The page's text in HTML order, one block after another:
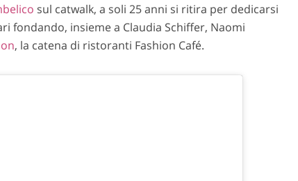
sul catwalk, a soli 25 anni si ritira per dedicarsi
fondando, insieme a Claudia Schiffer, Naomi
, la catena di ristoranti Fashion Café.